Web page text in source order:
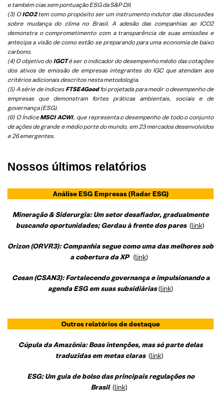
e também cias sem pontuação ESG da S&P DJI.
(3) O ICO2tem como propósito ser um instrumento indutor das discussões
sobre mudança do clima no Brasil. A adesão das companhias ao ICO2
demonstra o comprometimento com a transparência de suas emissões e
antecipa a visão de como estão se preparando para uma economia de baixo
carbono.
(4) O objetivo do IGCTé ser o indicador do desempenho médio das cotações
dos ativos de emissão de empresas integrantes do IGC que atendam aos
critérios adicionais descritos nesta metodologia.
(5) A série de índices FTSE4Goodfoi projetada para medir o desempenho de
empresas que demonstram fortes práticas ambientais, sociais e de
governança (ESG).
(6) O ÍndiceMSCI ACWI, que representa o desempenho de todo o conjunto
de ações de grande e médio porte do mundo, em 23 mercados desenvolvidos
e 26 emergentes.
Nossos últimos relatórios
Análise ESG Empresas(Radar ESG)
Mineração & Siderurgia: Um setor desafiador, gradualmente
buscando oportunidades; Gerdau à frente dos pares (link)
Orizon (ORVR3): Companhia segue como uma das melhores sob
a cobertura da XP (link)
Cosan (CSAN3): Fortalecendo governança e impulsionando a
agenda ESG em suas subsidiárias(link)
Outros relatórios de destaque
Cúpula da Amazônia: Boas intenções, mas só parte delas
traduzidas em metas claras (link)
ESG: Um guia de bolso das principais regulações no
Brasil (link)